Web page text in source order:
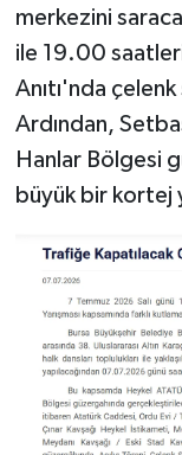
merkezini
ile 19.00
Anıtı'nda
Ardından,
Hanlar Bölgesi
büyük bir kortej